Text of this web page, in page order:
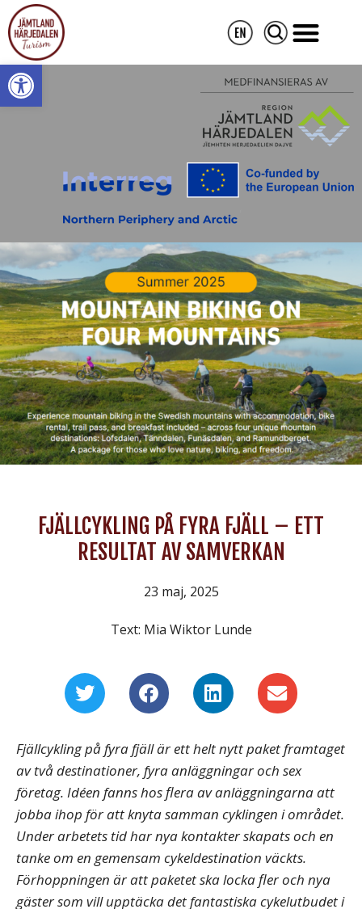
Open toolbar
FJÄLLCYKLING PÅ FYRA FJÄLL – ETT
RESULTAT AV SAMVERKAN
23 maj, 2025
Text: Mia Wiktor Lunde
Fjällcykling på fyra fjäll är ett helt nytt paket framtaget
av två destinationer, fyra anläggningar och sex
företag. Idéen fanns hos flera av anläggningarna att
jobba ihop för att knyta samman cyklingen i området.
Under arbetets tid har nya kontakter skapats och en
tanke om en gemensam cykeldestination väckts.
Förhoppningen är att paketet ska locka fler och nya
gäster som vill upptäcka det fantastiska cykelutbudet i